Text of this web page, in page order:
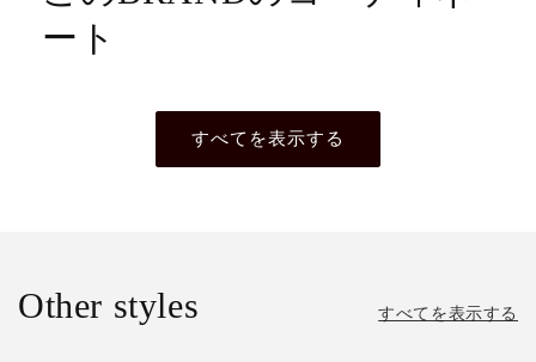
ート
すべてを表示する
Other styles すべてを表示する